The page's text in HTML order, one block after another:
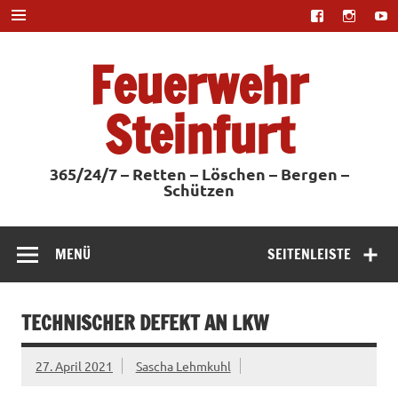
Zum
Inhalt
springen
Feuerwehr
Steinfurt
365/24/7 – Retten – Löschen – Bergen –
Schützen
SEITENLEISTE
MENÜ
TECHNISCHER DEFEKT AN LKW
27. April 2021 Sascha Lehmkuhl